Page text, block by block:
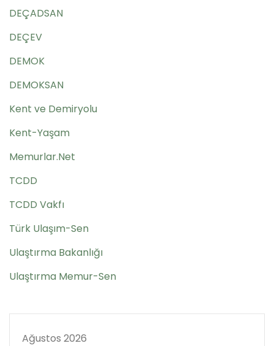
DEÇADSAN
DEÇEV
DEMOK
DEMOKSAN
Kent ve Demiryolu
Kent-Yaşam
Memurlar.Net
TCDD
TCDD Vakfı
Türk Ulaşım-Sen
Ulaştırma Bakanlığı
Ulaştırma Memur-Sen
Ağustos 2026